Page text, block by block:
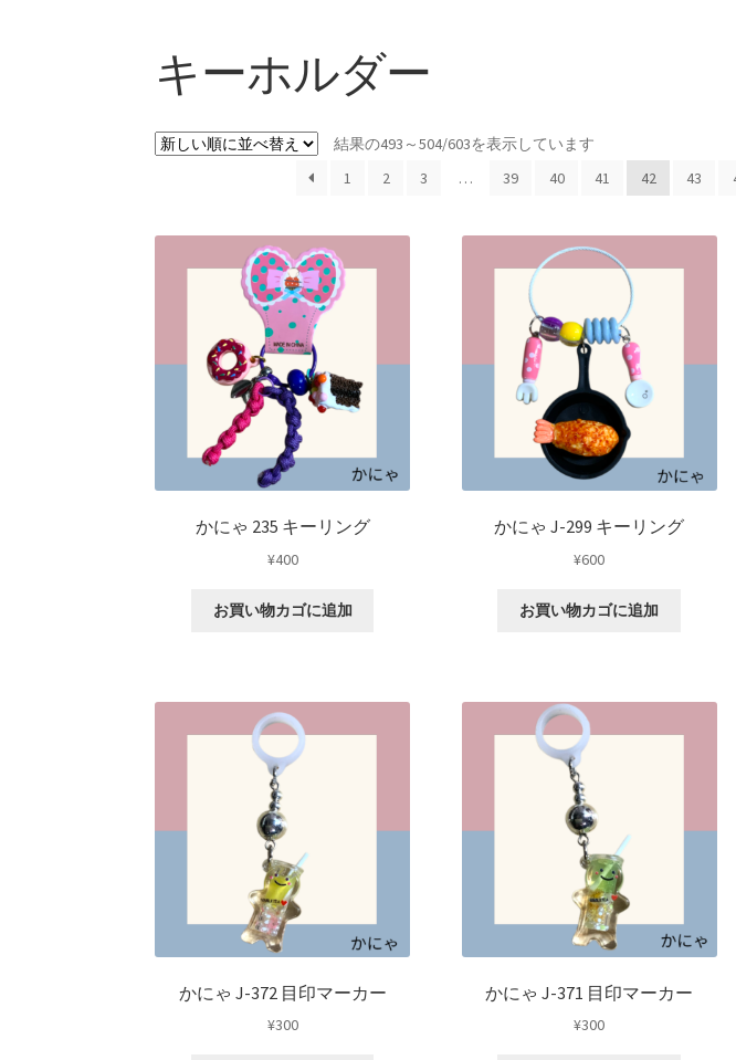
キーホルダー
結果の493～504/603を表示しています
1 2 3 … 39 40 41 42 43
かにゃ 235 キーリング
¥400
お買い物カゴに追加
かにゃ J-299 キーリング
¥600
お買い物カゴに追加
かにゃ J-372 目印マーカー
¥300
かにゃ J-371 目印マーカー
¥300